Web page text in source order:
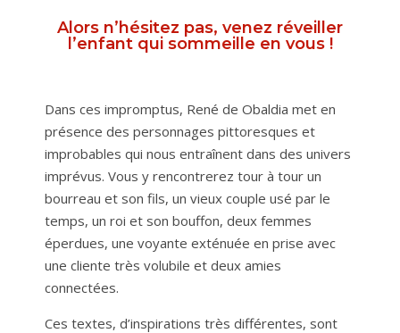
Alors n’hésitez pas, venez réveiller
l’enfant qui sommeille en vous !
Dans ces impromptus, René de Obaldia met en
présence des personnages pittoresques et
improbables qui nous entraînent dans des univers
imprévus. Vous y rencontrerez tour à tour un
bourreau et son fils, un vieux couple usé par le
temps, un roi et son bouffon, deux femmes
éperdues, une voyante exténuée en prise avec
une cliente très volubile et deux amies
connectées.
Ces textes, d’inspirations très différentes, sont